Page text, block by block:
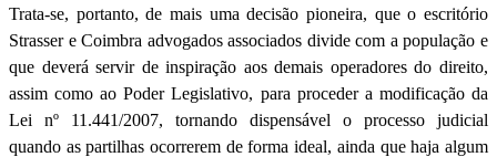
Trata-se, portanto, de mais uma decisão pioneira, que o escritório
Strasser e Coimbra advogados associados divide com a população e
que deverá servir de inspiração aos demais operadores do direito,
assim como ao Poder Legislativo, para proceder a modificação da
Lei nº 11.441/2007, tornando dispensável o processo judicial
quando as partilhas ocorrerem de forma ideal, ainda que haja algum